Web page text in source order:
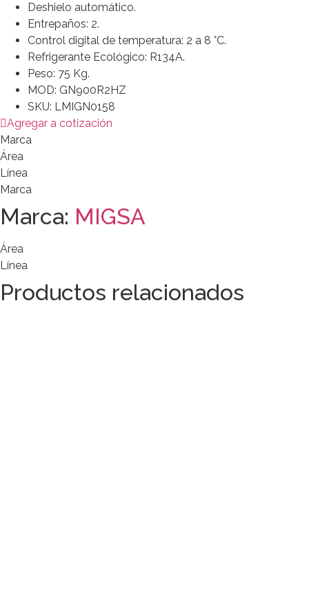
Deshielo automático.
Entrepaños: 2.
Control digital de temperatura: 2 a 8 °C.
Refrigerante Ecológico: R134A.
Peso: 75 Kg.
MOD: GN900R2HZ
SKU: LMIGN0158
Agregar a cotización
Marca
Área
Línea
Marca
Marca: MIGSA
Área
Línea
Productos relacionados